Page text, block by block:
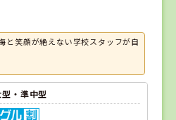
と笑顔が絶えない学校スタッフが自
・準中型